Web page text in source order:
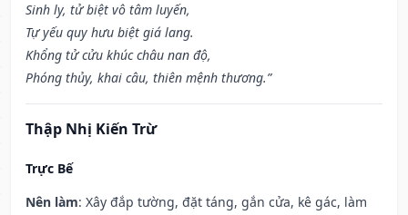
Sinh ly, tử biệt vô tâm luyến,
Tự yếu quy hưu biệt giá lang.
Khổng tử cửu khúc châu nan độ,
Phóng thủy, khai câu, thiên mệnh thương.”
Thập Nhị Kiến Trừ
Trực Bế
Nên làm: Xây đắp tường, đặt táng, gắn cửa, kê gác, làm